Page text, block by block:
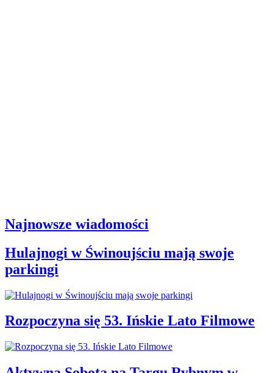
Najnowsze wiadomości
Hulajnogi w Świnoujściu mają swoje
parkingi
Rozpoczyna się 53. Ińskie Lato Filmowe